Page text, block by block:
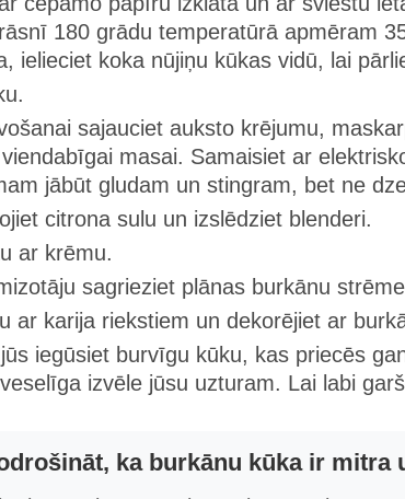
180 grādu temperatūrā apmēram
ielieciet koka nūjiņu kūkas vidū, lai
sajauciet auksto krējumu,
masai. Samaisiet ar
jābūt gludam un stingram, bet ne
citrona sulu un izslēdziet blenderi.
ar krēmu.
sagrieziet plānas burkānu
ar karija riekstiem un dekorējiet ar
iegūsiet burvīgu kūku, kas priecēs
izvēle jūsu uzturam. Lai labi
ka burkānu kūka ir mitra